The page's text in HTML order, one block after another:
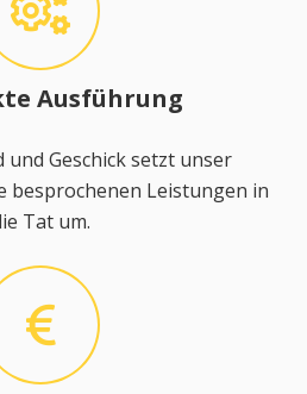
Ausführung
und Geschick setzt unser
besprochenen Leistungen in
Tat um.